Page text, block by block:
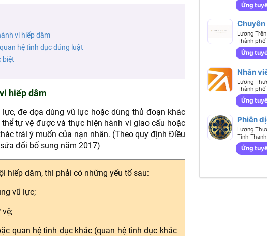
vi hiếp dâm
hệ tình dục đúng luật
biệt
hiếp dâm
đe dọa dùng vũ lực hoặc dùng thủ đoạn khác
tự vệ được và thực hiện hành vi giao cấu hoặc
trái ý muốn của nạn nhân. (Theo quy định Điều
đổi bổ sung năm 2017)
hiếp dâm, thì phải có những yếu tố sau:
vũ lực;
quan hệ tình dục khác (quan hệ tình dục khác
Ứng
chính
Biết
Anh
Lương
Thành
Ứng
Nhân
(Legal
Lương
Thành
Ứng
Phiên
Lương
Tỉnh
Ứng